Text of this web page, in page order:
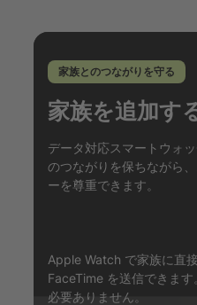
家族とのつながりを守る
家族を追加す
データ対応スマートウォ
のつながりを保ちながら
ーを尊重できます。
Apple Watch で家族に直
FaceTime を送信できま
必要ありません。